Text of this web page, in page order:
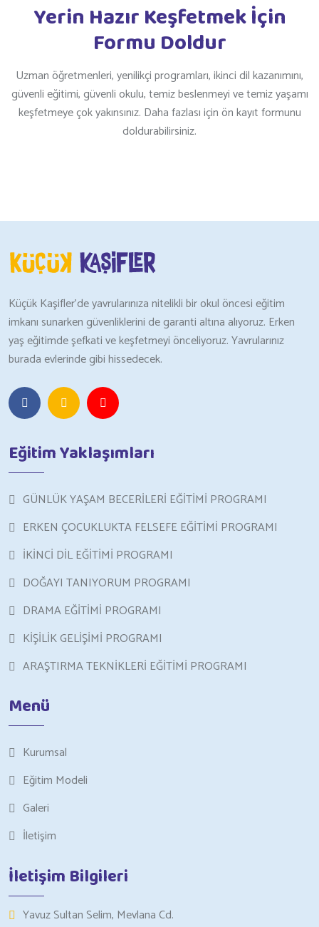
Yerin Hazır Keşfetmek İçin
Formu Doldur
Uzman öğretmenleri, yenilikçi programları, ikinci dil kazanımını,
güvenli eğitimi, güvenli okulu, temiz beslenmeyi ve temiz yaşamı
keşfetmeye çok yakınsınız. Daha fazlası için ön kayıt formunu
doldurabilirsiniz.
Küçük Kaşifler’de yavrularınıza nitelikli bir okul öncesi eğitim
imkanı sunarken güvenliklerini de garanti altına alıyoruz. Erken
yaş eğitimde şefkati ve keşfetmeyi önceliyoruz. Yavrularınız
burada evlerinde gibi hissedecek.
Eğitim Yaklaşımları
GÜNLÜK YAŞAM BECERİLERİ EĞİTİMİ PROGRAMI
ERKEN ÇOCUKLUKTA FELSEFE EĞİTİMİ PROGRAMI
İKİNCİ DİL EĞİTİMİ PROGRAMI
DOĞAYI TANIYORUM PROGRAMI
DRAMA EĞİTİMİ PROGRAMI
KİŞİLİK GELİŞİMİ PROGRAMI
ARAŞTIRMA TEKNİKLERİ EĞİTİMİ PROGRAMI
Menü
Kurumsal
Eğitim Modeli
Galeri
İletişim
İletişim Bilgileri
Yavuz Sultan Selim, Mevlana Cd.